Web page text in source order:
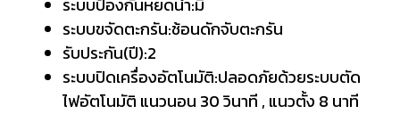
ระบบป้องกันหยดน้ำ:มี
ระบบขจัดตะกรัน:ช้อนดักจับตะกรัน
รับประกัน(ปี):2
ระบบปิดเครื่องอัตโนมัติ:ปลอดภัยด้วยระบบตัด
ไฟอัตโนมัติ แนวนอน 30 วินาที , แนวตั้ง 8 นาที